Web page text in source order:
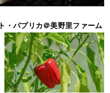
パプリカ＠美野里ファーム